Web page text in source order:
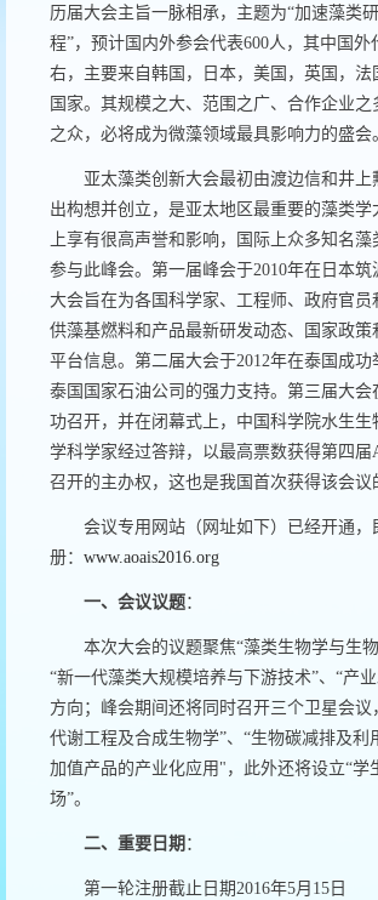
历届大会主旨一脉相承，主题为“加速藻类
程”，预计国内外参会代表600人，其中国外
右，主要来自韩国，日本，美国，英国，法
国家。其规模之大、范围之广、合作企业之
之众，必将成为微藻领域最具影响力的盛会
亚太藻类创新大会最初由渡边信和井上
出构想并创立，是亚太地区最重要的藻类学
上享有很高声誉和影响，国际上众多知名藻
参与此峰会。第一届峰会于2010年在日本筑
大会旨在为各国科学家、工程师、政府官员
供藻基燃料和产品最新研发动态、国家政策
平台信息。第二届大会于2012年在泰国成功
泰国国家石油公司的强力支持。第三届大会
功召开，并在闭幕式上，中国科学院水生生
学科学家经过答辩，以最高票数获得第四届
召开的主办权，这也是我国首次获得该会议
会议专用网站（网址如下）已经开通，
册： www.aoais2016.org
一、会议议题：
本次大会的议题聚焦“藻类生物学与生物
“新一代藻类大规模培养与下游技术”、“产
方向；峰会期间还将同时召开三个卫星会议
代谢工程及合成生物学”、“生物碳减排及利
加值产品的产业化应用"，此外还将设立“学
场”。
二、重要日期 ：
第一轮注册截止日期2016年5月15日